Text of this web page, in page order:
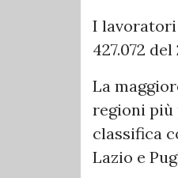
I lavoratori
427.072
La
regioni più
classifica
Lazio e